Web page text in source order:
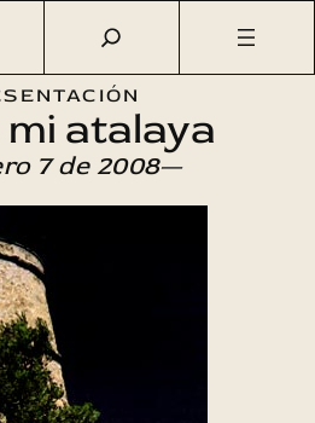
Cultural Literatura
Desde mi
mi atalaya
7 de 2008—